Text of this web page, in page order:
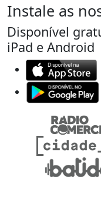
Instale as
Disponível
iPad e Android